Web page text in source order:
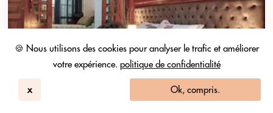
🍪 Nous utilisons des cookies pour analyser le trafic et améliorer
votre expérience. politique de confidentialité
x Ok, compris.